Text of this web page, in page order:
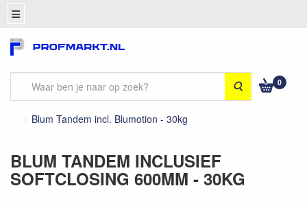
Zoeken 0
Blum Tandem incl. Blumotion - 30kg
BLUM TANDEM INCLUSIEF
SOFTCLOSING 600MM - 30KG